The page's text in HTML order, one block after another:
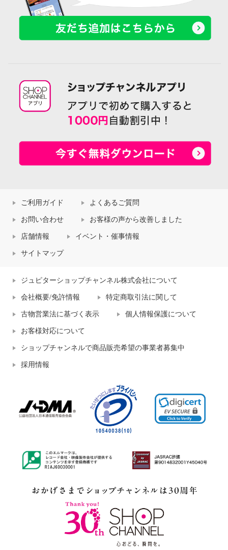
ご利用ガイド よくあるご質問
お問い合わせ お客様の声から改善しました
店舗情報 イベント・催事情報
サイトマップ
ジュピターショップチャンネル株式会社について
会社概要/免許情報 特定商取引法に関して
古物営業法に基づく表示 個人情報保護について
お客様対応について
ショップチャンネルで商品販売希望の事業者募集中
採用情報